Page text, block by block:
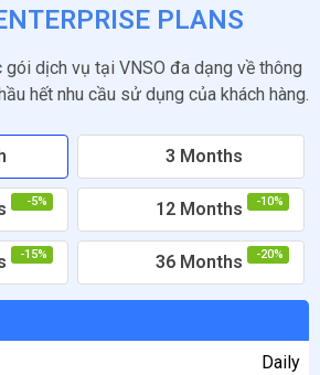
PLANS
gói dịch vụ tại VNSO đa dạng về thông
hết nhu cầu sử dụng của khách hàng.
3 Months
-5% 12 Months -10%
-15% 36 Months -20%
Daily